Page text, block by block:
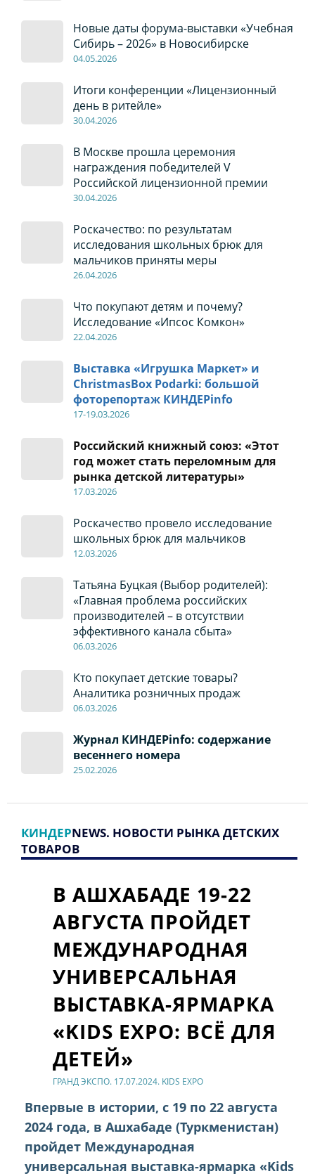
Новые даты форума-выставки «Учебная
Сибирь – 2026» в Новосибирске
04.05.2026
Итоги конференции «Лицензионный
день в ритейле»
30.04.2026
В Москве прошла церемония
награждения победителей V
Российской лицензионной премии
30.04.2026
Роскачество: по результатам
исследования школьных брюк для
мальчиков приняты меры
26.04.2026
Что покупают детям и почему?
Исследование «Ипсос Комкон»
22.04.2026
Выставка «Игрушка Маркет» и
ChristmasBox Podarki: большой
фоторепортаж КИНДЕРinfo
17-19.03.2026
Российский книжный союз: «Этот
год может стать переломным для
рынка детской литературы»
17.03.2026
Роскачество провело исследование
школьных брюк для мальчиков
12.03.2026
Татьяна Буцкая (Выбор родителей):
«Главная проблема российских
производителей – в отсутствии
эффективного канала сбыта»
06.03.2026
Кто покупает детские товары?
Аналитика розничных продаж
06.03.2026
Журнал КИНДЕРinfo: содержание
весеннего номера
25.02.2026
КИНДЕРNEWS. НОВОСТИ РЫНКА ДЕТСКИХ
ТОВАРОВ
В АШХАБАДЕ 19-22
АВГУСТА ПРОЙДЕТ
МЕЖДУНАРОДНАЯ
УНИВЕРСАЛЬНАЯ
ВЫСТАВКА-ЯРМАРКА
«KIDS EXPO: ВСЁ ДЛЯ
ДЕТЕЙ»
ГРАНД ЭКСПО. 17.07.2024. KIDS EXPO
Впервые в истории, с 19 по 22 августа
2024 года, в Ашхабаде (Туркменистан)
пройдет Международная
универсальная выставка-ярмарка «Kids